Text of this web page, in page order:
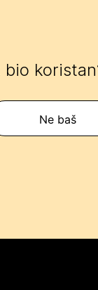
bio
Ne baš